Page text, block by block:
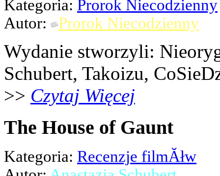
Kategoria: Prorok Niecodzienny
Autor:
Prorok Niecodzienny
Wydanie stworzyli:
Schubert, Takoizu,
>> Czytaj Więcej
The House of Gaunt
Kategoria: Recenzje filmĂłw